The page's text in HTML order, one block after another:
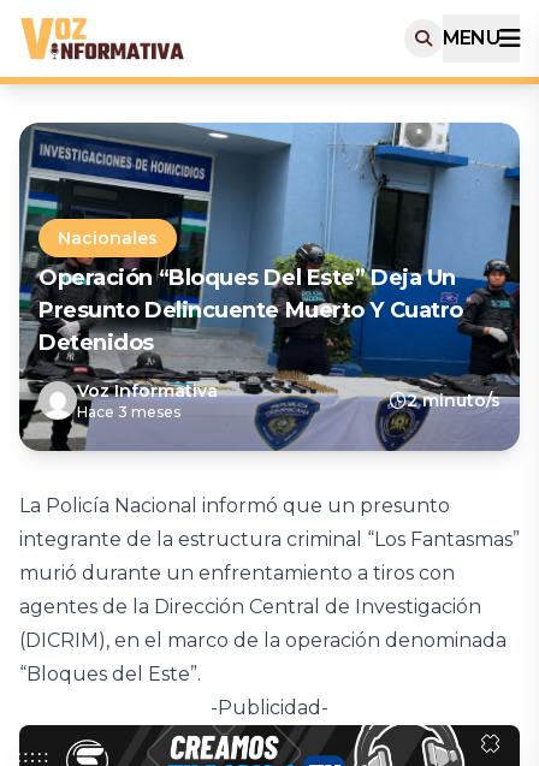
MENU
Nacionales
Operación “Bloques Del Este” Deja Un
Presunto Delincuente Muerto Y Cuatro
Detenidos
Voz Informativa
Hace 3 meses
2 minuto/s
La Policía Nacional informó que un presunto
integrante de la estructura criminal “Los Fantasmas”
murió durante un enfrentamiento a tiros con
agentes de la Dirección Central de Investigación
(DICRIM), en el marco de la operación denominada
“Bloques del Este”.
-Publicidad-